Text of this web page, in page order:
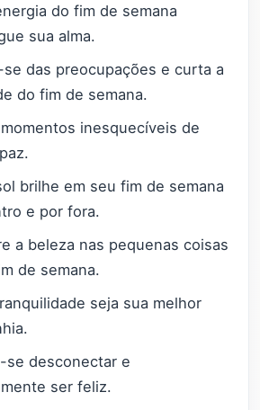
do fim de semana
sua alma.
das preocupações e curta a
do fim de semana.
inesquecíveis de
brilhe em seu fim de semana
e por fora.
a beleza nas pequenas coisas
de semana.
seja sua melhor
se desconectar e
ser feliz.